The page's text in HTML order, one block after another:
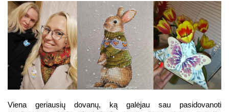
Viena geriausių dovanų, ką galėjau sau pasidovanoti